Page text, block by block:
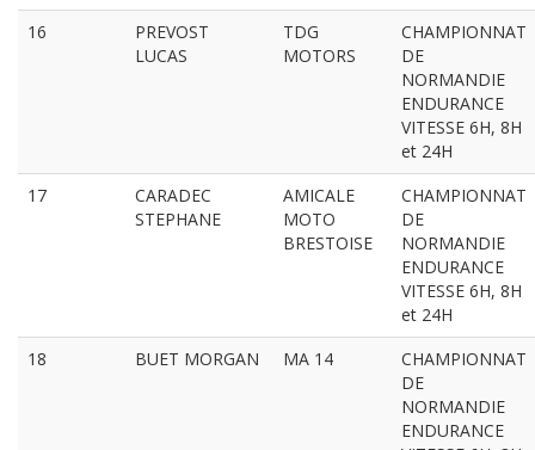
16
PREVOST
LUCAS
TDG
MOTORS
CHAMPIONNAT
DE
NORMANDIE
ENDURANCE
VITESSE 6H, 8H
et 24H
17
CARADEC
STEPHANE
AMICALE
MOTO
BRESTOISE
CHAMPIONNAT
DE
NORMANDIE
ENDURANCE
VITESSE 6H, 8H
et 24H
18
BUET MORGAN MA 14
CHAMPIONNAT
DE
NORMANDIE
ENDURANCE